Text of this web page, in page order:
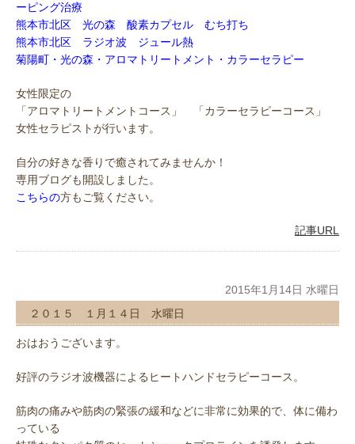
ーピング治療
熊本市北区 光の森 酸素カプセル むち打ち
熊本市北区 ラジオ波 ジュール熱
菊陽町・光の森・アロマトリートメント・カラーセラピー
女性限定の
「アロマトリートメントコース」 「カラーセラピーコース」
女性セラピストが行います。
自分の好きな香りで癒されてみませんか！
専用ブログも開設しました。
こちらの方もご覧ください。
記事URL
2015年1月14日 水曜日
２０１５ １月１４日 水曜日
おはおうございます。
好評のラジオ波機器によるヒートハンドセラピーコース。
筋肉の痛みや筋肉の緊張の緩和などに非常に効果的で、体に備わ
っている